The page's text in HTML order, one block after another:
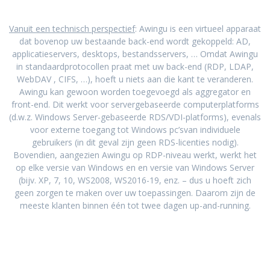
Vanuit een technisch perspectief: Awingu is een virtueel apparaat
dat bovenop uw bestaande back-end wordt gekoppeld: AD,
applicatieservers, desktops, bestandsservers, … Omdat Awingu
in standaardprotocollen praat met uw back-end (RDP, LDAP,
WebDAV , CIFS, …), hoeft u niets aan die kant te veranderen.
Awingu kan gewoon worden toegevoegd als aggregator en
front-end. Dit werkt voor servergebaseerde computerplatforms
(d.w.z. Windows Server-gebaseerde RDS/VDI-platforms), evenals
voor externe toegang tot Windows pc’svan individuele
gebruikers (in dit geval zijn geen RDS-licenties nodig).
Bovendien, aangezien Awingu op RDP-niveau werkt, werkt het
op elke versie van Windows en en versie van Windows Server
(bijv. XP, 7, 10, WS2008, WS2016-19, enz. – dus u hoeft zich
geen zorgen te maken over uw toepassingen. Daarom zijn de
meeste klanten binnen één tot twee dagen up-and-running.